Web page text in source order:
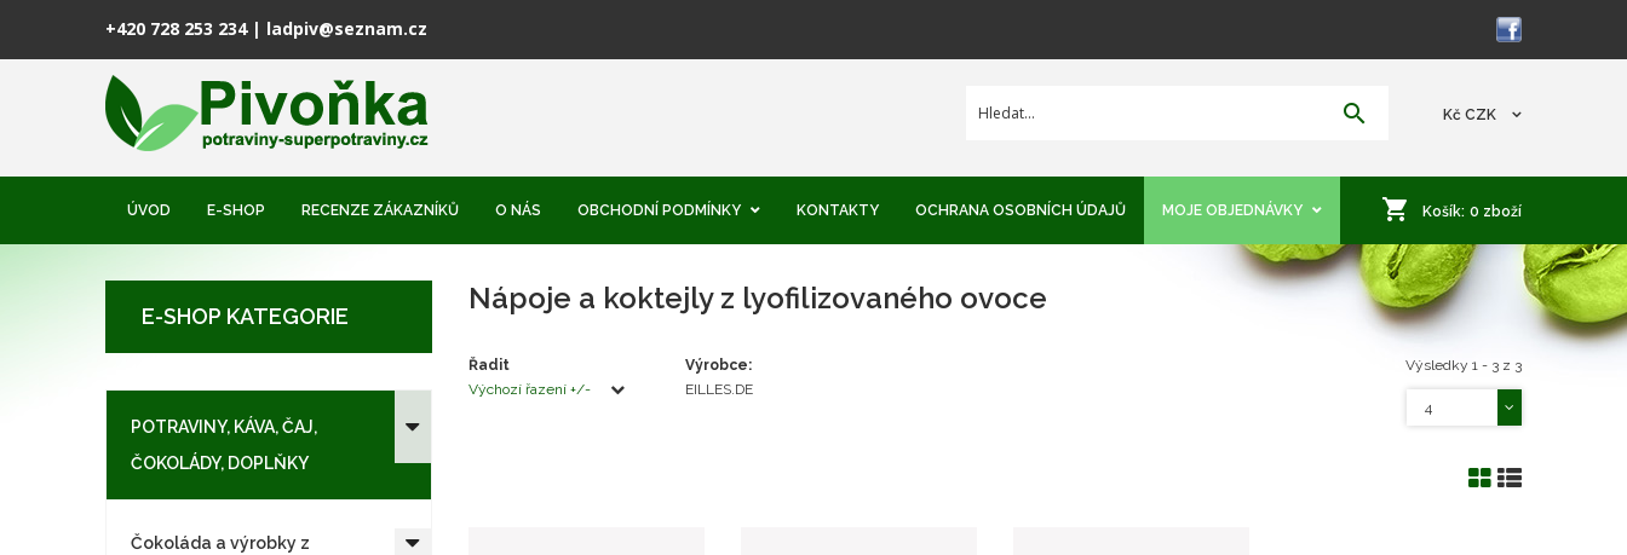
+420 728 253 234| ladpiv@seznam.cz
Kč CZK
Košík: 0 zboží
ÚVOD E-SHOP RECENZE ZÁKAZNÍKŮ O NÁS OBCHODNÍ PODMÍNKY
REKLAMACE
KONTAKTY OCHRANA OSOBNÍCH ÚDAJŮ MOJE OBJEDNÁVKY
E-SHOP KATEGORIE
POTRAVINY, KÁVA, ČAJ,
ČOKOLÁDY, DOPLŇKY
Čokoláda a výrobky z
Nápoje a koktejly z lyofilizovaného ovoce
Řadit
Výchozí řazení +/-
Výrobce:
EILLES.DE
Výsledky 1 - 3 z 3
4